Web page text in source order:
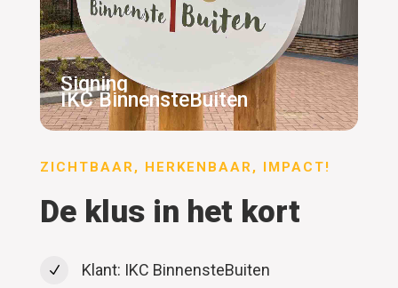
Signing
IKC BinnensteBuiten
ZICHTBAAR, HERKENBAAR, IMPACT!
De klus in het kort
N Klant: IKC BinnensteBuiten